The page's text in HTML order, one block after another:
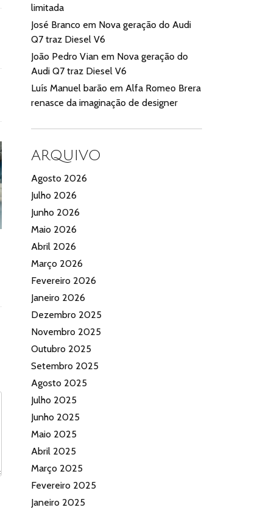
limitada
José Branco em Nova geração do Audi
Q7 traz Diesel V6
João Pedro Vian em Nova geração do
Audi Q7 traz Diesel V6
Luís Manuel barão emAlfa Romeo Brera
renasce da imaginação de designer
ARQUIVO
Agosto 2026
Julho 2026
Junho 2026
Maio 2026
Abril 2026
Março 2026
Fevereiro 2026
Janeiro 2026
Dezembro 2025
Novembro 2025
Outubro 2025
Setembro 2025
Agosto 2025
Julho 2025
Junho 2025
Maio 2025
Abril 2025
Março 2025
Fevereiro 2025
Janeiro 2025